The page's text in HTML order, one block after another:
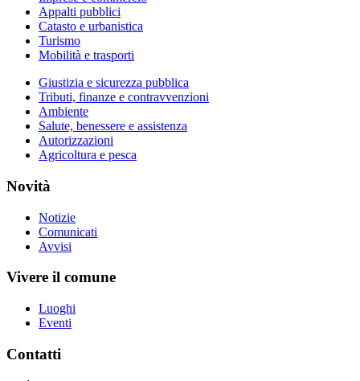
Appalti pubblici
Catasto e urbanistica
Turismo
Mobilità e trasporti
Giustizia e sicurezza pubblica
Tributi, finanze e contravvenzioni
Ambiente
Salute, benessere e assistenza
Autorizzazioni
Agricoltura e pesca
Novità
Notizie
Comunicati
Avvisi
Vivere il comune
Luoghi
Eventi
Contatti